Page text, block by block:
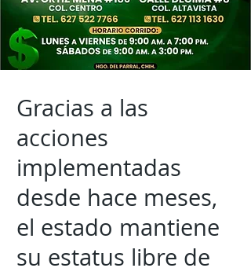
Gracias a las
acciones
implementadas
desde hace meses,
el estado mantiene
su estatus libre de